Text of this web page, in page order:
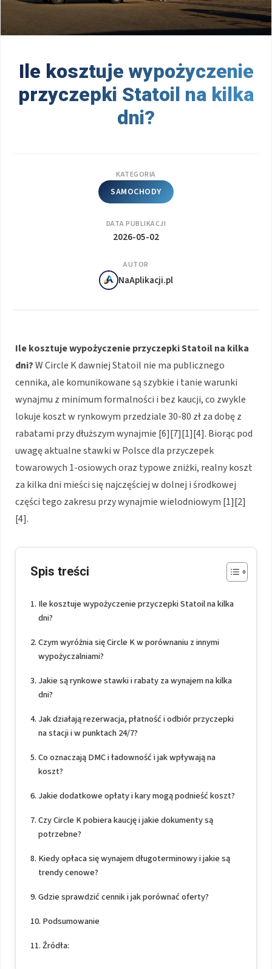
Ile kosztuje wypożyczenie
przyczepki Statoil na kilka
dni?
KATEGORIA
SAMOCHODY
DATA PUBLIKACJI
2026-05-02
AUTOR
NaAplikacji.pl
Ile kosztuje wypożyczenie przyczepki Statoil na kilka
dni?W Circle K dawniej Statoil nie ma publicznego
cennika, ale komunikowane są szybkie i tanie warunki
wynajmu z minimum formalności i bez kaucji, co zwykle
lokuje koszt w rynkowym przedziale 30-80 zł za dobę z
rabatami przy dłuższym wynajmie [6][7][1][4]. Biorąc pod
uwagę aktualne stawki w Polsce dla przyczepek
towarowych 1-osiowych oraz typowe zniżki, realny koszt
za kilka dni mieści się najczęściej w dolnej i środkowej
części tego zakresu przy wynajmie wielodniowym [1][2]
[4].
Spis treści
Ile kosztuje wypożyczenie przyczepki Statoil na kilka
dni?
Czym wyróżnia się Circle K w porównaniu z innymi
wypożyczalniami?
Jakie są rynkowe stawki i rabaty za wynajem na kilka
dni?
Jak działają rezerwacja, płatność i odbiór przyczepki
na stacji i w punktach 24/7?
Co oznaczają DMC i ładowność i jak wpływają na
koszt?
Jakie dodatkowe opłaty i kary mogą podnieść koszt?
Czy Circle K pobiera kaucję i jakie dokumenty są
potrzebne?
Kiedy opłaca się wynajem długoterminowy i jakie są
trendy cenowe?
Gdzie sprawdzić cennik i jak porównać oferty?
Podsumowanie
Źródła: